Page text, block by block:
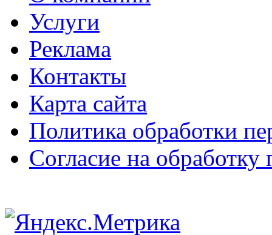
Услуги
Реклама
Контакты
Карта сайта
Политика обработки
Согласие на